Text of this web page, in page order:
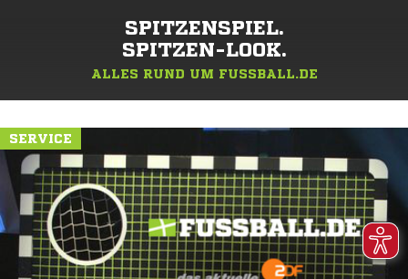
SPITZENSPIEL.
SPITZEN-LOOK.
ALLES RUND UM FUSSBALL.DE
SERVICE